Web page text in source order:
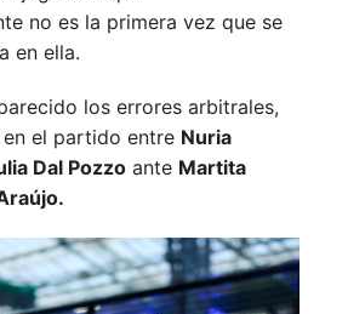
no es la primera vez que se
en ella.
los errores arbitrales,
el partido entre Nuria
Dal Pozzo ante Martita